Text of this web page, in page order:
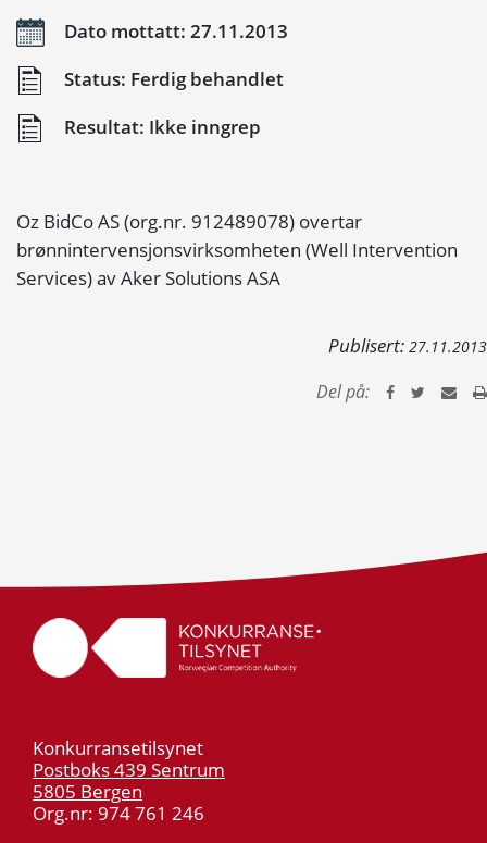
Dato mottatt: 27.11.2013
Status: Ferdig behandlet
Resultat: Ikke inngrep
Oz BidCo AS (org.nr. 912489078) overtar
brønnintervensjonsvirksomheten (Well Intervention
Services) av Aker Solutions ASA
Publisert: 27.11.2013
Del på:
Konkurransetilsynet
Postboks 439 Sentrum
5805 Bergen
Org.nr: 974 761 246